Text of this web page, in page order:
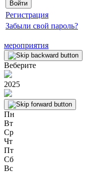
Регистрация
Забыли свой пароль?
мероприятия
Веберите
2025
Пн
Вт
Ср
Чт
Пт
Сб
Вс